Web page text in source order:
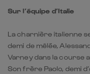
Varney dans la course
de la Squadra Azzurra.
Si Ange Capuozzo,
ne manquent pas de